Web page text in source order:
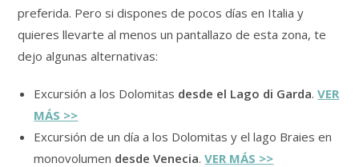
preferida. Pero si dispones de pocos días en Italia y
quieres llevarte al menos un pantallazo de esta zona, te
dejo algunas alternativas:
Excursión a los Dolomitas desde el Lago di Garda.VER
MÁS >>
Excursión de un día a los Dolomitas y el lago Braies en
monovolumen desde Venecia.VER MÁS >>